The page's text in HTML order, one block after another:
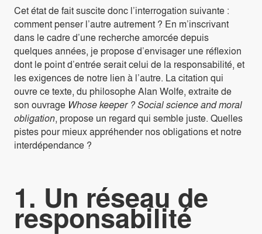
Cet état de fait suscite donc l’interrogation suivante :
comment penser l’autre autrement ? En m’inscrivant
dans le cadre d’une recherche amorcée depuis
quelques années, je propose d’envisager une réflexion
dont le point d’entrée serait celui de la responsabilité, et
les exigences de notre lien à l’autre. La citation qui
ouvre ce texte, du philosophe Alan Wolfe, extraite de
son ouvrage Whose keeper ? Social science and moral
obligation, propose un regard qui semble juste. Quelles
pistes pour mieux appréhender nos obligations et notre
interdépendance ?
1. Un réseau de
responsabilité